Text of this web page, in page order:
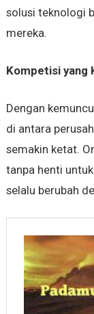
solusi teknologi
mereka.
Kompetisi yang
Dengan
di antara
semakin ketat.
tanpa henti
selalu berubah